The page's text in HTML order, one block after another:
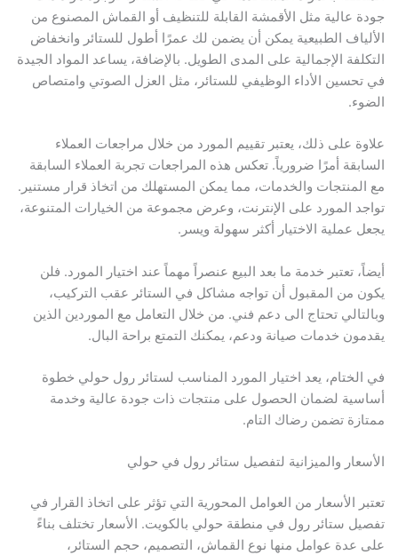
جودة عالية مثل الأقمشة القابلة للتنظيف أو القماش المصنوع من
الألياف الطبيعية يمكن أن يضمن لك عمرًا أطول للستائر وانخفاض
التكلفة الإجمالية على المدى الطويل. بالإضافة، يساعد المواد الجيدة
في تحسين الأداء الوظيفي للستائر، مثل العزل الصوتي وامتصاص
الضوء.
علاوة على ذلك، يعتبر تقييم المورد من خلال مراجعات العملاء
السابقة أمرًا ضرورياً. تعكس هذه المراجعات تجربة العملاء السابقة
مع المنتجات والخدمات، مما يمكن المستهلك من اتخاذ قرار مستنير.
تواجد المورد على الإنترنت، وعرض مجموعة من الخيارات المتنوعة،
يجعل عملية الاختيار أكثر سهولة ويسر.
أيضاً، تعتبر خدمة ما بعد البيع عنصراً مهماً عند اختيار المورد. فلن
يكون من المقبول أن تواجه مشاكل في الستائر عقب التركيب،
وبالتالي تحتاج الى دعم فني. من خلال التعامل مع الموردين الذين
يقدمون خدمات صيانة ودعم، يمكنك التمتع براحة البال.
في الختام، يعد اختيار المورد المناسب لستائر رول حولي خطوة
أساسية لضمان الحصول على منتجات ذات جودة عالية وخدمة
ممتازة تضمن رضاك التام.
الأسعار والميزانية لتفصيل ستائر رول في حولي
تعتبر الأسعار من العوامل المحورية التي تؤثر على اتخاذ القرار في
تفصيل ستائر رول في منطقة حولي بالكويت. الأسعار تختلف بناءً
على عدة عوامل منها نوع القماش، التصميم، حجم الستائر،